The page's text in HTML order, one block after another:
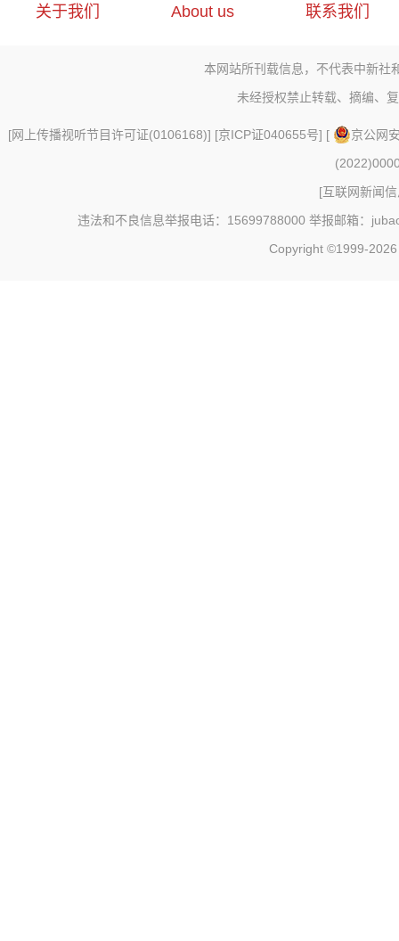
关于我们 About us 联系我们
本网站所刊载信息，不代表中新社
未经授权禁止转载、摘编、
[网上传播视听节目许可证(0106168)] [京ICP证040655号] [
京公网
[互联网新闻
违法和不良信息举报电话：15699788000 举报邮箱：
Copyright ©1999-